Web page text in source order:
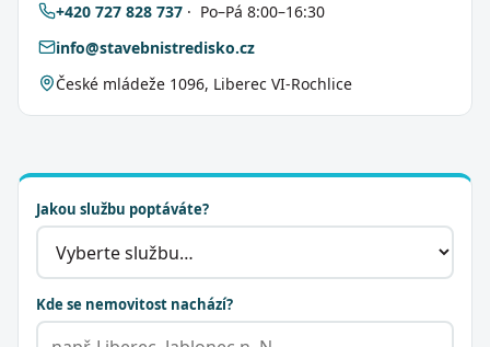
+420 727 828 737 · Po–Pá 8:00–16:30
info@stavebnistredisko.cz
České mládeže 1096, Liberec VI-Rochlice
Jakou službu poptáváte?
Kde se nemovitost nachází?